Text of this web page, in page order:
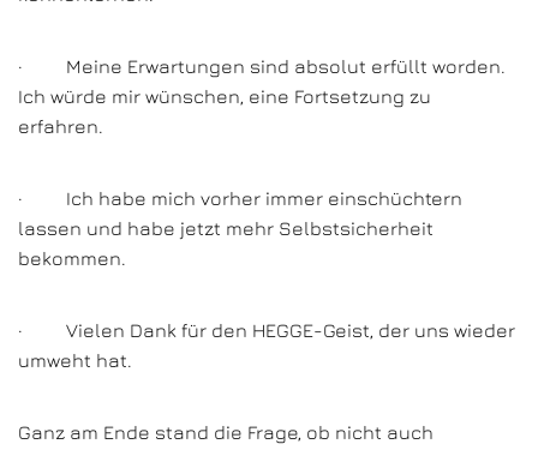
· Meine Erwartungen sind absolut erfüllt worden.
Ich würde mir wünschen, eine Fortsetzung zu
erfahren.
· Ich habe mich vorher immer einschüchtern
lassen und habe jetzt mehr Selbstsicherheit
bekommen.
· Vielen Dank für den HEGGE-Geist, der uns wieder
umweht hat.
Ganz am Ende stand die Frage, ob nicht auch